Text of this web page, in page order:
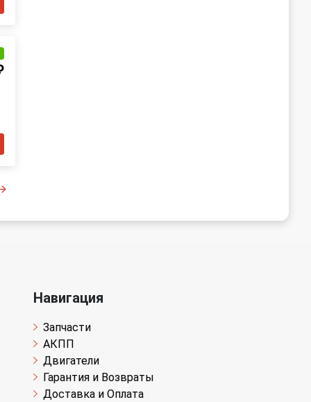
Навигация
Запчасти
АКПП
Двигатели
Гарантия и Возвраты
Доставка и Оплата